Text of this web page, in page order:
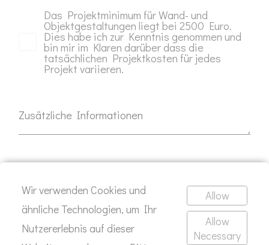
Das Projektminimum für Wand- und
Objektgestaltungen liegt bei 2500 Euro.
Dies habe ich zur Kenntnis genommen und
bin mir im Klaren darüber dass die
tatsächlichen Projektkosten für jedes
Projekt variieren.
Zusätzliche Informationen
Wir verwenden Cookies und
ähnliche Technologien, um Ihr
Nutzererlebnis auf dieser
Allow
Allow
Necessary